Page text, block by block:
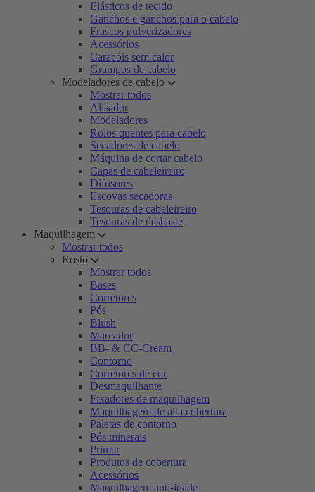
Elásticos de tecido
Ganchos e ganchos para o cabelo
Frascos pulverizadores
Acessórios
Caracóis sem calor
Grampos de cabelo
Modeladores de cabelo
Mostrar todos
Alisador
Modeladores
Rolos quentes para cabelo
Secadores de cabelo
Máquina de cortar cabelo
Capas de cabeleireiro
Difusores
Escovas secadoras
Tesouras de cabeleireiro
Tesouras de desbaste
Maquilhagem
Mostrar todos
Rosto
Mostrar todos
Bases
Corretores
Pós
Blush
Marcador
BB- & CC-Cream
Contorno
Corretores de cor
Desmaquilhante
Fixadores de maquilhagem
Maquilhagem de alta cobertura
Paletas de contorno
Pós minerais
Primer
Produtos de cobertura
Acessórios
Maquilhagem anti-idade